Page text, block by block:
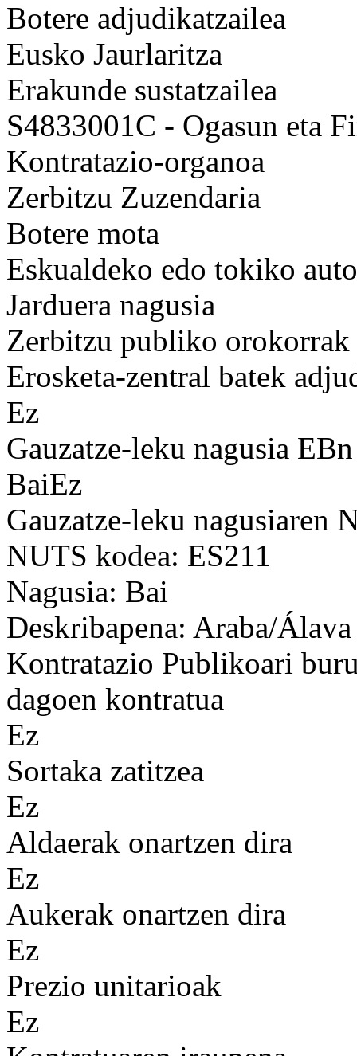
Botere adjudikatzailea
Eusko Jaurlaritza
Erakunde sustatzailea
S4833001C - Ogasun eta
Kontratazio-organoa
Zerbitzu Zuzendaria
Botere mota
Eskualdeko edo tokiko
Jarduera nagusia
Zerbitzu publiko orokorrak
Erosketa-zentral batek
Ez
Gauzatze-leku nagusia EBn
BaiEz
Gauzatze-leku nagusiaren
NUTS kodea: ES211
Nagusia: Bai
Deskribapena: Araba/Álava
Kontratazio Publikoari
dagoen kontratua
Ez
Sortaka zatitzea
Ez
Aldaerak onartzen dira
Ez
Aukerak onartzen dira
Ez
Prezio unitarioak
Ez